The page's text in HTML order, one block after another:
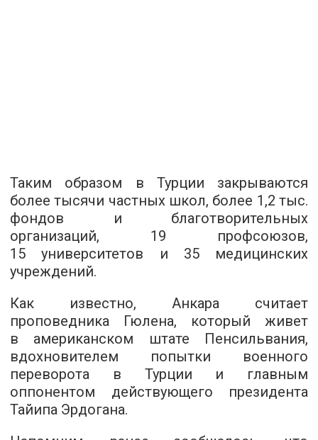
Таким образом в Турции закрываются
более тысячи частных школ, более 1,2 тыс.
фондов и благотворительных
организаций, 19 профсоюзов,
15 университетов и 35 медицинских
учреждений.
Как известно, Анкара считает
проповедника Гюлена, который живет
в американском штате Пенсильвания,
вдохновителем попытки военного
переворота в Турции и главным
оппонентом действующего президента
Тайипа Эрдогана.